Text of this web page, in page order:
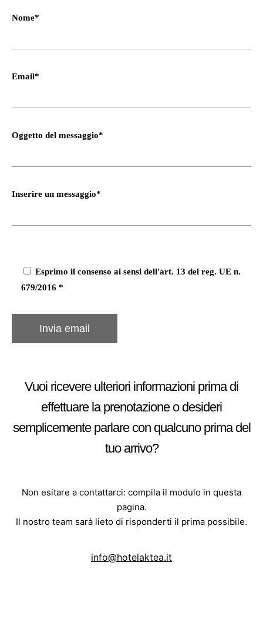
Nome*
Email*
Oggetto del messaggio*
Inserire un messaggio*
Esprimo il consenso ai sensi dell'art. 13 del reg. UE n.
679/2016 *
Vuoi ricevere ulteriori informazioni prima di
effettuare la prenotazione o desideri
semplicemente parlare con qualcuno prima del
tuo arrivo?
Non esitare a contattarci: compila il modulo in questa
pagina.
Il nostro team sarà lieto di risponderti il prima possibile.
info@hotelaktea.it